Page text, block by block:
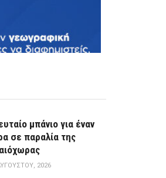
μπάνιο για έναν
σε παραλία της
2026